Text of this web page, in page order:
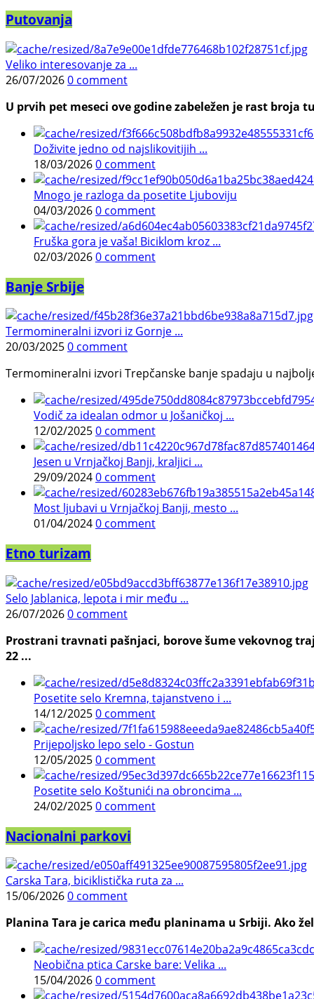
Putovanja
Veliko interesovanje za ...
26/07/20260 comment
U prvih pet meseci ove godine zabeležen je rast
Doživite jedno od najslikovitijih ...
18/03/20260 comment
Mnogo je razloga da posetite Ljuboviju
04/03/20260 comment
Fruška gora je vaša! Biciklom kroz ...
02/03/20260 comment
Banje Srbije
Termomineralni izvori iz Gornje ...
20/03/20250 comment
Termomineralni izvori Trepčanske banje spadaju u
Vodič za idealan odmor u Jošaničkoj ...
12/02/20250 comment
Jesen u Vrnjačkoj Banji, kraljici ...
29/09/20240 comment
Most ljubavi u Vrnjačkoj Banji, mesto ...
01/04/20240 comment
Etno turizam
Selo Jablanica, lepota i mir među ...
26/07/20260 comment
Prostrani travnati pašnjaci, borove šume vekovnog
22 ...
Posetite selo Kremna, tajanstveno i ...
14/12/20250 comment
Prijepoljsko lepo selo - Gostun
12/05/20250 comment
Posetite selo Koštunići na obroncima ...
24/02/20250 comment
Nacionalni parkovi
Carska Tara, biciklistička ruta za ...
15/06/20260 comment
Planina Tara je carica među planinama u Srbiji. Ako
Neobična ptica Carske bare: Velika ...
15/04/20260 comment